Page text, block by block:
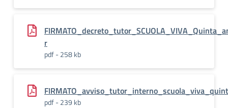
r
pdf - 258 kb
pdf - 239 kb